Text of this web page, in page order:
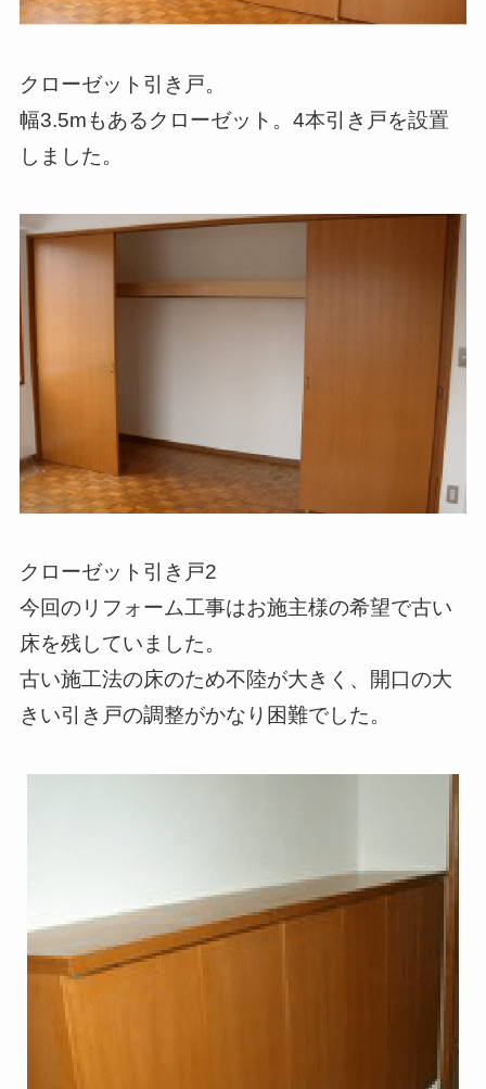
クローゼット引き戸。
幅3.5mもあるクローゼット。4本引き戸を設置
しました。
クローゼット引き戸2
今回のリフォーム工事はお施主様の希望で古い
床を残していました。
古い施工法の床のため不陸が大きく、開口の大
きい引き戸の調整がかなり困難でした。